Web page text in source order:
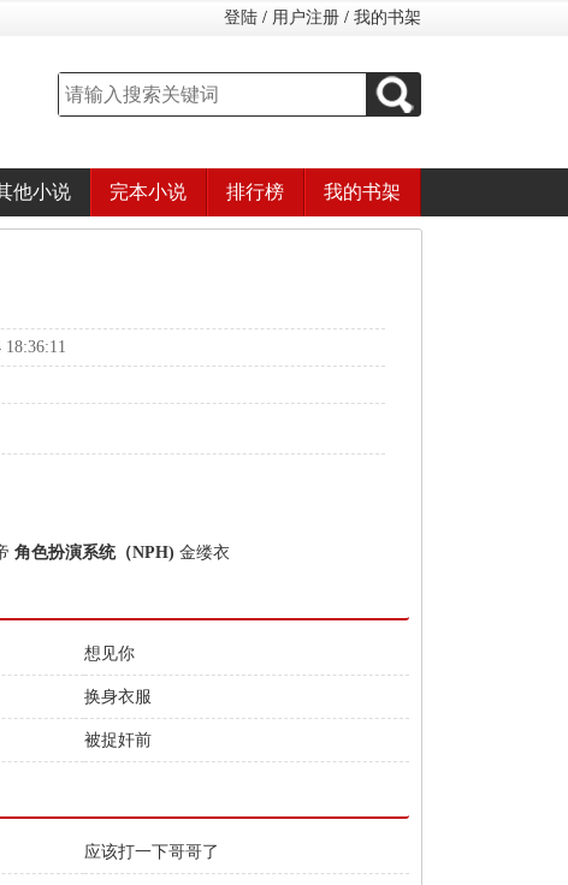
登陆 / 用户注册 / 我的书架
他小说 完本小说 排行榜 我的书架
角色扮演系统（NPH) 金缕衣
想见你
换身衣服
被捉奸前
应该打一下哥哥了